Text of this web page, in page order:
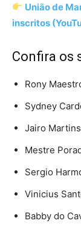
União de
inscritos
Confira os
Rony
Sydney
Jairo
Mestre
Sergio
Vinicius
Babby do